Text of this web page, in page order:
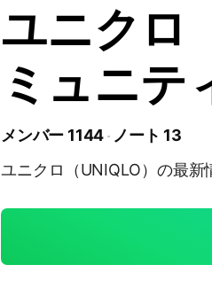
ユニクロ
ミュニテ
メンバー 1144
ノート 13
ユニクロ（UNIQLO）の最新